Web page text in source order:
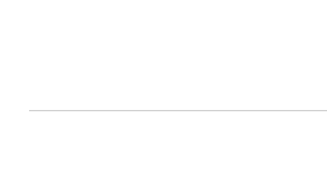
Wegens de nationale
accommodatie het
de
Aangrenzende